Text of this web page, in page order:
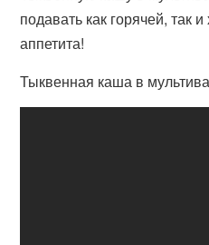
подавать как горячей, так
аппетита!
Тыквенная каша в